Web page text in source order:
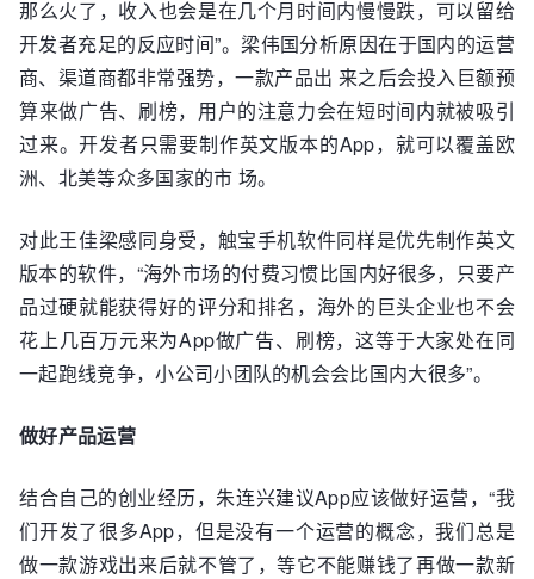
那么火了，收入也会是在几个月时间内慢慢跌，可以留给
开发者充足的反应时间”。梁伟国分析原因在于国内的运营
商、渠道商都非常强势，一款产品出 来之后会投入巨额预
算来做广告、刷榜，用户的注意力会在短时间内就被吸引
过来。开发者只需要制作英文版本的App，就可以覆盖欧
洲、北美等众多国家的市 场。
对此王佳梁感同身受，触宝手机软件同样是优先制作英文
版本的软件，“海外市场的付费习惯比国内好很多，只要产
品过硬就能获得好的评分和排名，海外的巨头企业也不会
花上几百万元来为App做广告、刷榜，这等于大家处在同
一起跑线竞争，小公司小团队的机会会比国内大很多”。
做好产品运营
结合自己的创业经历，朱连兴建议App应该做好运营，“我
们开发了很多App，但是没有一个运营的概念，我们总是
做一款游戏出来后就不管了，等它不能赚钱了再做一款新